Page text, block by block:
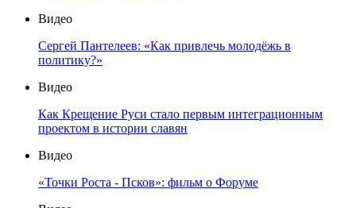
Видео
Сергей Пантелеев: «Как привлечь молодёжь в
политику?»
Видео
Как Крещение Руси стало первым интеграционным
проектом в истории славян
Видео
«Точки Роста - Псков»: фильм о Форуме